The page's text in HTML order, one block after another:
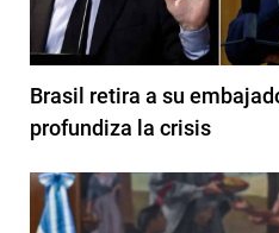
Brasil retira a su
profundiza la crisis